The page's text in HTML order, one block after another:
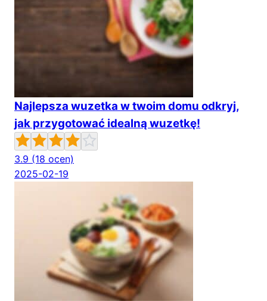
Najlepsza wuzetka w twoim domu odkryj,
jak przygotować idealną wuzetkę!
3.9 (18 ocen)
2025-02-19